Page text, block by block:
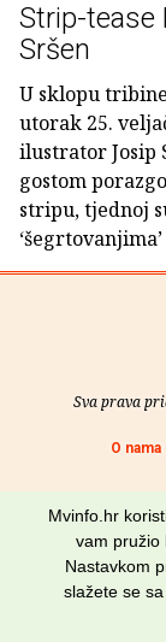
Strip-tease
Sršen
U sklopu
utorak 25.
ilustrator Josip
gostom
stripu, tjednoj
Sva prava
O nama
Mvinfo.hr
vam pružio
Nastavkom
slažete se